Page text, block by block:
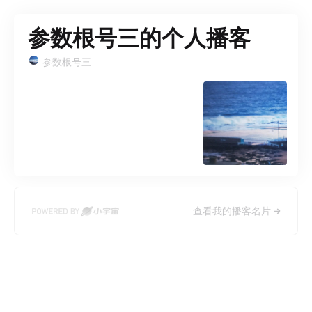
参数根号三的个人播客
参数根号三
查看我的播客名片